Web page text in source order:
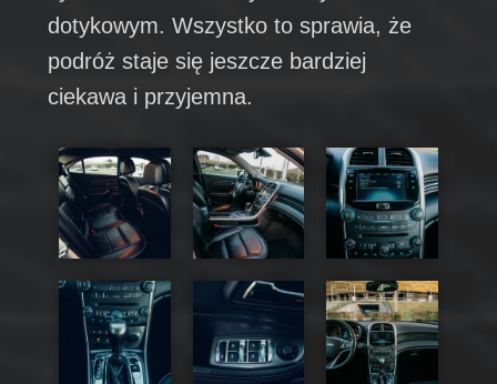
dotykowym. Wszystko to sprawia, że
podróż staje się jeszcze bardziej
ciekawa i przyjemna.